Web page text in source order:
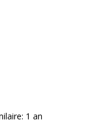
1 an